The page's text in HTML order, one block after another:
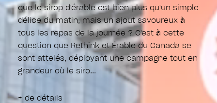
que le sirop d'érable est bien plus qu'un simple
délice du matin, mais un ajout savoureux à
tous les repas de la journée ? C'est à cette
question que Rethink et Érable du Canada se
sont attelés, déployant une campagne tout en
grandeur où le siro
+ de détails